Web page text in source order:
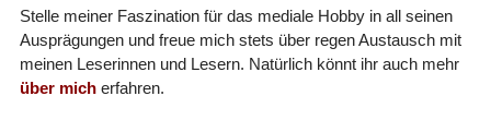
Stelle meiner Faszination für das mediale Hobby in all seinen
Ausprägungen und freue mich stets über regen Austausch mit
meinen Leserinnen und Lesern. Natürlich könnt ihr auch mehr
über micherfahren.